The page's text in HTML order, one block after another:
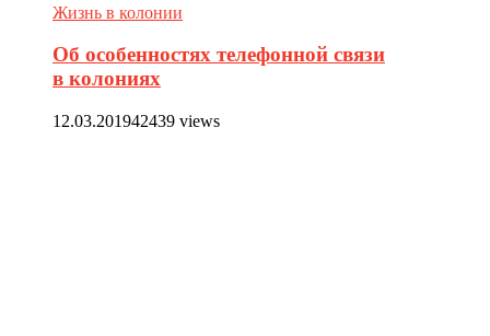
Жизнь в колонии
Об особенностях телефонной связи
в колониях
12.03.201942439 views